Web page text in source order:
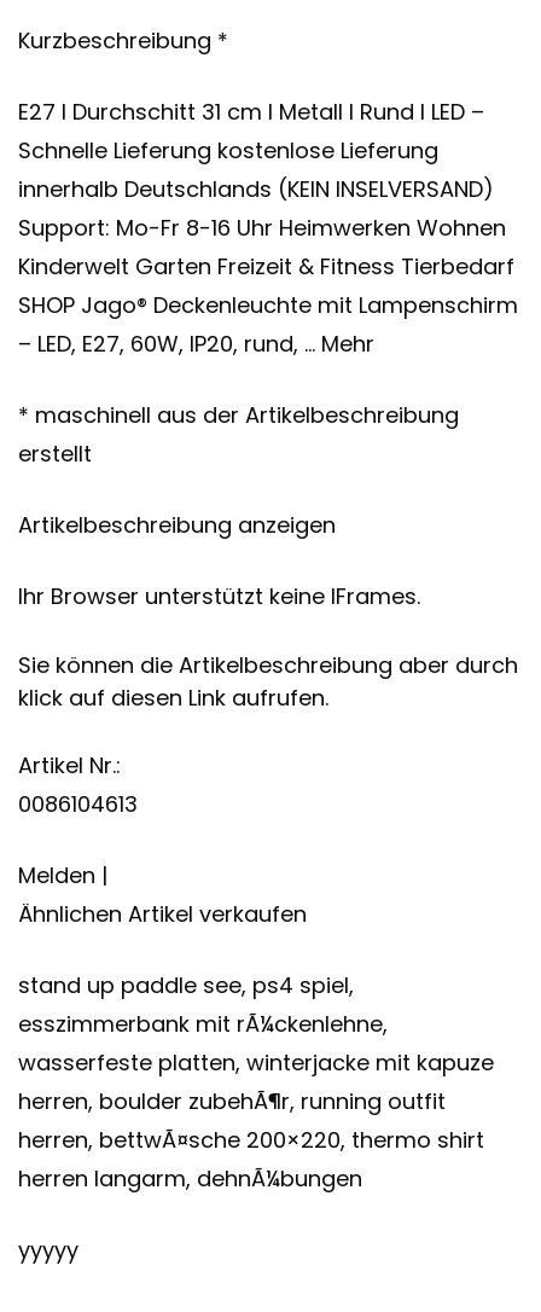
Kurzbeschreibung *
E27 I Durchschitt 31 cm I Metall I Rund I LED –
Schnelle Lieferung kostenlose Lieferung
innerhalb Deutschlands (KEIN INSELVERSAND)
Support: Mo-Fr 8-16 Uhr Heimwerken Wohnen
Kinderwelt Garten Freizeit & Fitness Tierbedarf
SHOP Jago® Deckenleuchte mit Lampenschirm
– LED, E27, 60W, IP20, rund, … Mehr
* maschinell aus der Artikelbeschreibung
erstellt
Artikelbeschreibung anzeigen
Ihr Browser unterstützt keine IFrames.
Sie können die Artikelbeschreibung aber durch
klick auf diesen Link aufrufen.
Artikel Nr.:
0086104613
Melden |
Ähnlichen Artikel verkaufen
stand up paddle see, ps4 spiel,
esszimmerbank mit rÃ¼ckenlehne,
wasserfeste platten, winterjacke mit kapuze
herren, boulder zubehÃ¶r, running outfit
herren, bettwÃ¤sche 200×220, thermo shirt
herren langarm, dehnÃ¼bungen
yyyyy